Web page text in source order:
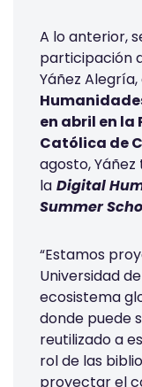
A lo anterior,
participación
Yáñez Alegría,
en abril en
Católica de
agosto,
la Digital
Summer
“Estamos
Universidad
ecosistema
donde puede
reutilizado a
rol de las
proyectar el